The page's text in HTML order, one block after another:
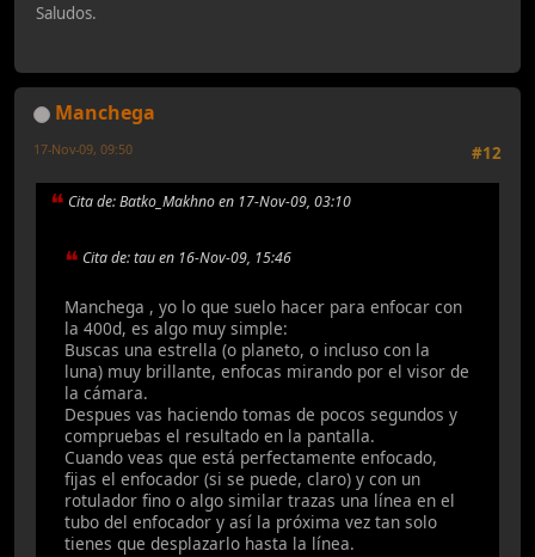
Saludos.
Manchega
#12
17-Nov-09, 09:50
Cita de: Batko_Makhno en 17-Nov-09, 03:10
Cita de: tau en 16-Nov-09, 15:46
Manchega , yo lo que suelo hacer para enfocar con
la 400d, es algo muy simple:
Buscas una estrella (o planeto, o incluso con la
luna) muy brillante, enfocas mirando por el visor de
la cámara.
Despues vas haciendo tomas de pocos segundos y
compruebas el resultado en la pantalla.
Cuando veas que está perfectamente enfocado,
fijas el enfocador (si se puede, claro) y con un
rotulador fino o algo similar trazas una línea en el
tubo del enfocador y así la próxima vez tan solo
tienes que desplazarlo hasta la línea.